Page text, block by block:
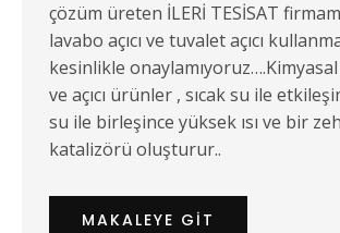
çözüm üreten İLERİ TESİSAT
lavabo açıcı ve tuvalet açıcı
kesinlikle
ve açıcı ürünler , sıcak su ile
su ile birleşince yüksek ısı ve bir
katalizörü oluşturur..
MAKALEYE GIT